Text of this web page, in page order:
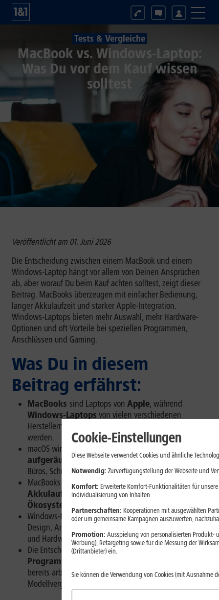
Tests & Vergleiche
MacBook vs. Windows-Laptop:
Was Du vor dem Kauf wissen
solltest
Veröffentlicht am 01. Juni 2026
Die Entscheidung zwischen einem MacBook und einem
Windows-Laptop hängt vor allem von Deinen Ansprüchen
ab, aber worauf Du beim Kauf achten solltest, zeigt dieser
Beitrag. MacBooks überzeugen mit einfacher Bedienung,
langer Akkulaufzeit und starker Apple-Integration.
Windows-Laptops bieten mehr Auswahl, mehr Hardware-
Optionen und oft Vorteile bei speziellen Programmen,
Anschlüssen und Gaming.
Was Du in diesem
Beitrag erfährst:
MacBooks sind Laptops von Apple, während
Windows-Laptops von vielen verschiedenen
Herstellern wie
werden.
macOS wirkt
besonders geschlossen und
aufgeräumt, Windows ist flexibler und in vielen
Büros, Schulen und Unternehmen weit verbreitet.
MacBooks eignen sich besonders wegen ihrerlangen
Akkulaufzeit und Integration im Apple-
Ökosystem
Windows-Laptops bietenmehr Auswahlbei Preis,
Design, Anschlüssen, Displaygrößen, Touchscreens
und Hardware-Ausstattung.
Die Entscheidung hängt stark davon ab,
welche
Programme Du nutzt
bereits arbeitest und wie viel Zeit Du in den
Modellvergleich investieren möchtest.
Cookie-Einstellungen
Diese Webseite verwendet Cookies und ähnliche
Notwendig: Zurverfügungstellung der Webseite und
Komfort: Erweiterte Komfort-Funktionalitäten für
Individualisierung von Inhalten
Partnerschaften: Kooperationen mit ausgewählten
oder um gemeinsame Kampagnen auszuwerten,
Promotion: Ausspielung von personalisierten Produkt-
Werbung), Retargeting sowie für die Messung der
(Drittanbieter) ein.
Sie können die Verwendung von Cookies (mit Ausnahme